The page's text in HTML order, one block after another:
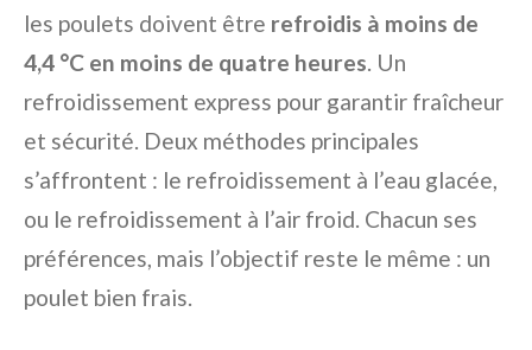
les poulets doivent être refroidis à moins de
4,4 °C en moins de quatre heures. Un
refroidissement express pour garantir fraîcheur
et sécurité. Deux méthodes principales
s’affrontent : le refroidissement à l’eau glacée,
ou le refroidissement à l’air froid. Chacun ses
préférences, mais l’objectif reste le même : un
poulet bien frais.